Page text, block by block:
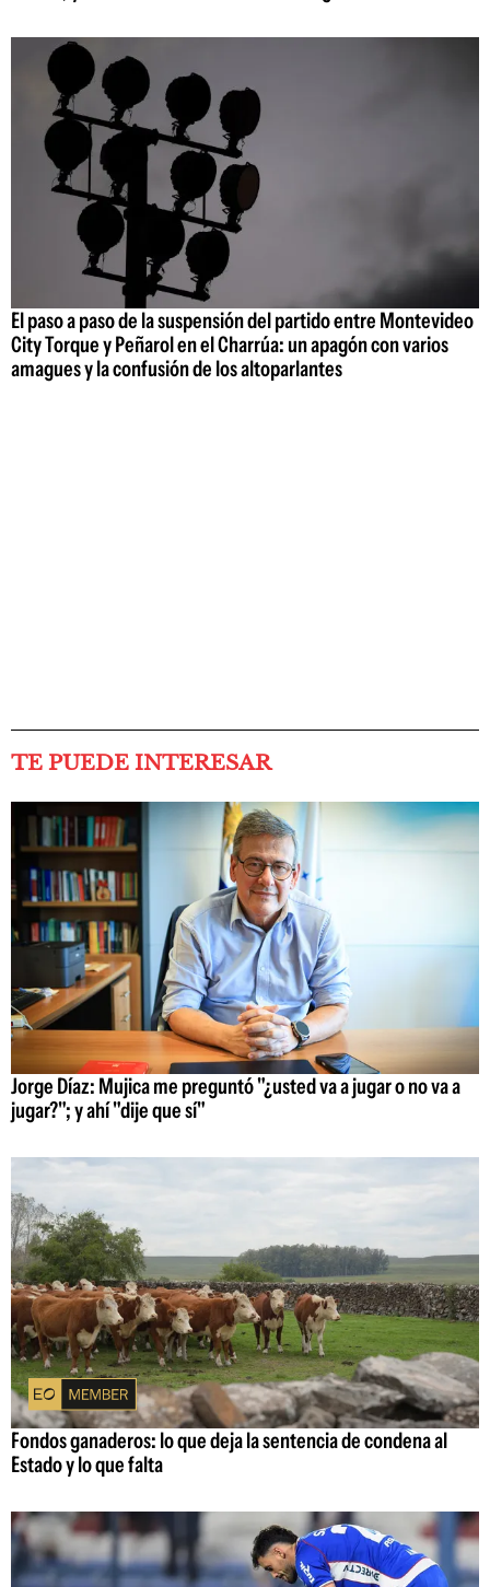
El paso a paso de la suspensión del partido entre Montevideo
City Torque y Peñarol en el Charrúa: un apagón con varios
amagues y la confusión de los altoparlantes
TE PUEDE INTERESAR
Jorge Díaz: Mujica me preguntó "¿usted va a jugar o no va a
jugar?"; y ahí "dije que sí"
Fondos ganaderos: lo que deja la sentencia de condena al
Estado y lo que falta